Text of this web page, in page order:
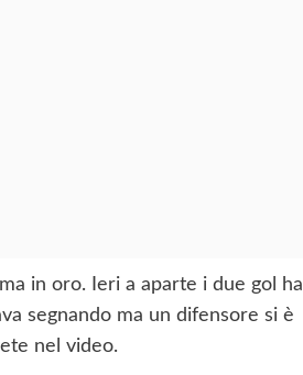
in oro. Ieri a aparte i due gol ha
segnando ma un difensore si è
nel video.